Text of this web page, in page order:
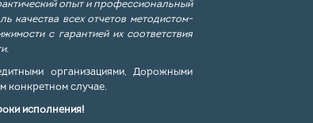
опыт и профессиональный
качества всех отчетов методистом-
с гарантией их соответствия
организациями, Дорожными
конкретном случае.
исполнения!